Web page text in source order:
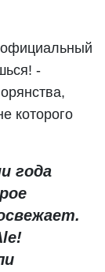
официальный
-
которого
года